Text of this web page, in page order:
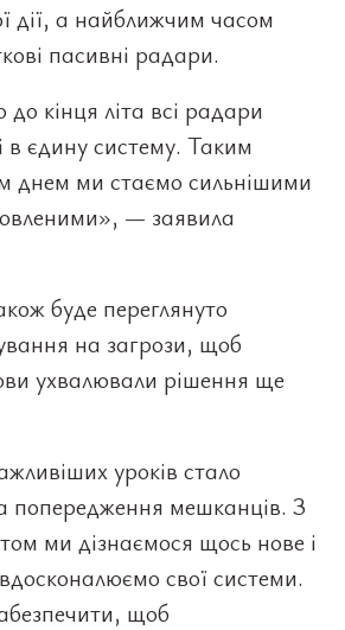
дії, а найближчим часом
пасивні радари.
кінця літа всі радари
в єдину систему. Таким
днем ми стаємо сильнішими
— заявила
буде переглянуто
на загрози, щоб
ухвалювали рішення ще
уроків стало
попередження мешканців. З
ми дізнаємося щось нове і
свої системи.
щоб